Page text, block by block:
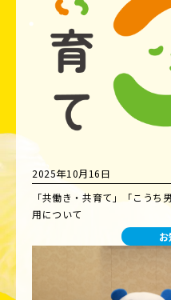
2025年10月16日
「共働き・共育て」「こう
用について